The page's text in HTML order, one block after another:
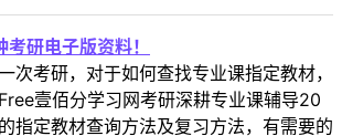
研电子版资料！
次考研，对于如何查找专业课指定教材，
壹佰分学习网考研深耕专业课辅导20
指定教材查询方法及复习方法，有需要的